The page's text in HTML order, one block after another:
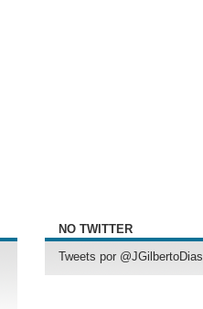
NO TWITTER
Tweets por @JGilbertoDias